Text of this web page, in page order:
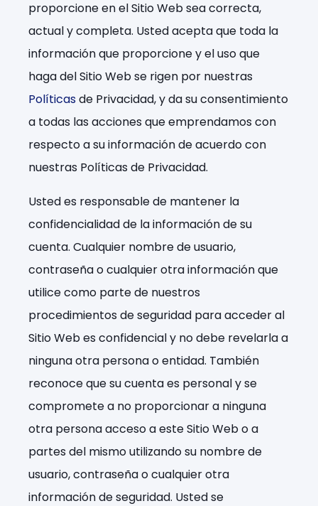
proporcione en el Sitio Web sea correcta,
actual y completa. Usted acepta que toda la
información que proporcione y el uso que
haga del Sitio Web se rigen por nuestras
Políticasde Privacidad, y da su consentimiento
a todas las acciones que emprendamos con
respecto a su información de acuerdo con
nuestras Políticas de Privacidad.
Usted es responsable de mantener la
confidencialidad de la información de su
cuenta. Cualquier nombre de usuario,
contraseña o cualquier otra información que
utilice como parte de nuestros
procedimientos de seguridad para acceder al
Sitio Web es confidencial y no debe revelarla a
ninguna otra persona o entidad. También
reconoce que su cuenta es personal y se
compromete a no proporcionar a ninguna
otra persona acceso a este Sitio Web o a
partes del mismo utilizando su nombre de
usuario, contraseña o cualquier otra
información de seguridad. Usted se